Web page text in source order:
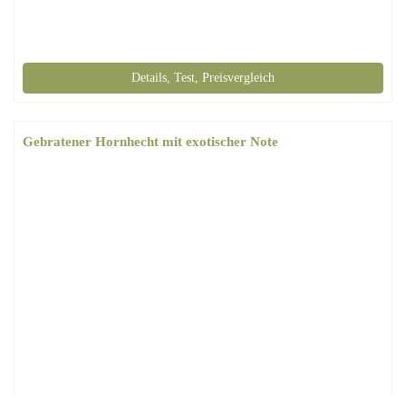
Details, Test, Preisvergleich
Gebratener Hornhecht mit exotischer Note